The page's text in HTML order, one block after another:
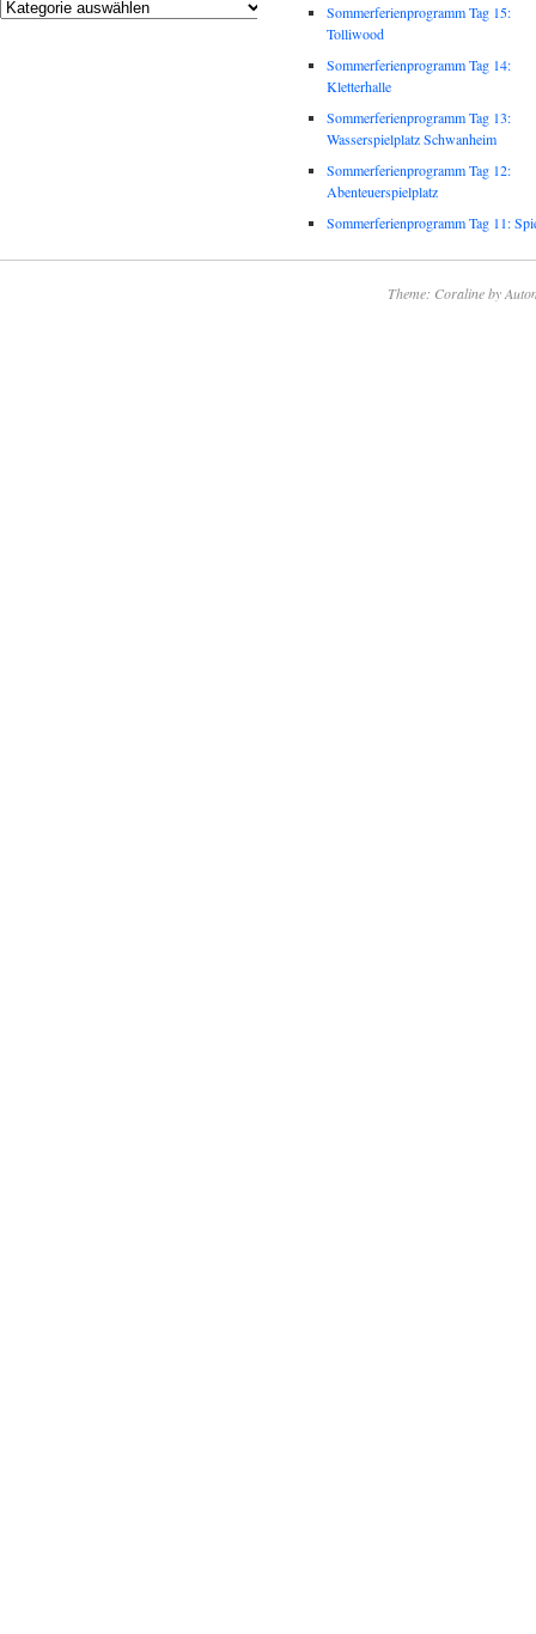
Sommerferienprogramm Tag 15:
Tolliwood
Sommerferienprogramm Tag 14:
Kletterhalle
Sommerferienprogramm Tag 13:
Wasserspielplatz Schwanheim
Sommerferienprogramm Tag 12:
Abenteuerspielplatz
Sommerferienprogramm Tag 11:
Theme: Coraline by